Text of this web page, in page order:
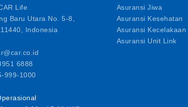
Life
Baru Utara No. 5-8,
Indonesia
6888
999-1000
Asuransi Jiwa
Asuransi Kesehatan
Asuransi Kecelakaan
Asuransi Unit Link